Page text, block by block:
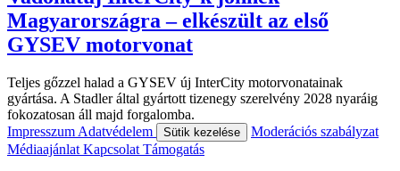
Magyarországra – elkészült az első
GYSEV motorvonat
Teljes gőzzel halad a GYSEV új InterCity motorvonatainak
gyártása. A Stadler által gyártott tizenegy szerelvény 2028 nyaráig
fokozatosan áll majd forgalomba.
Impresszum Adatvédelem Sütik kezelése
Moderációs szabályzat
Médiaajánlat Kapcsolat Támogatás